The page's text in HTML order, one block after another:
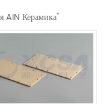
AIN Керамика"